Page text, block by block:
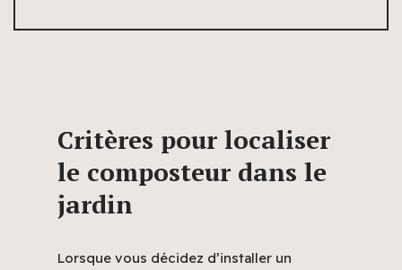
Critères pour localiser
le composteur dans le
jardin
Lorsque vous décidez d’installer un